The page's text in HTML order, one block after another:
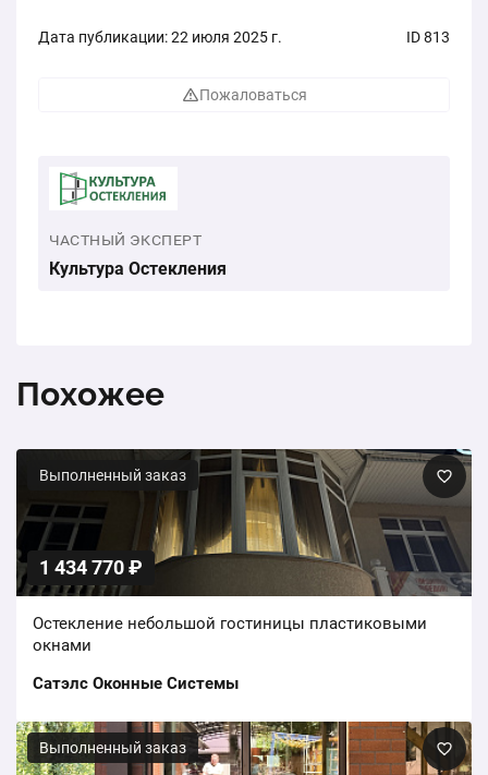
Дата публикации: 22 июля 2025 г.
Пожаловаться
ID 813
ЧАСТНЫЙ ЭКСПЕРТ
Культура Остекления
Похожее
Выполненный заказ
1 434 770 ₽
Остекление небольшой гостиницы пластиковыми
окнами
Сатэлс Оконные Системы
Выполненный заказ